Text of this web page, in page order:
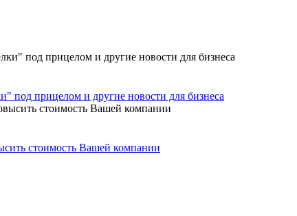
под прицелом и другие новости для бизнеса
стоимость Вашей компании